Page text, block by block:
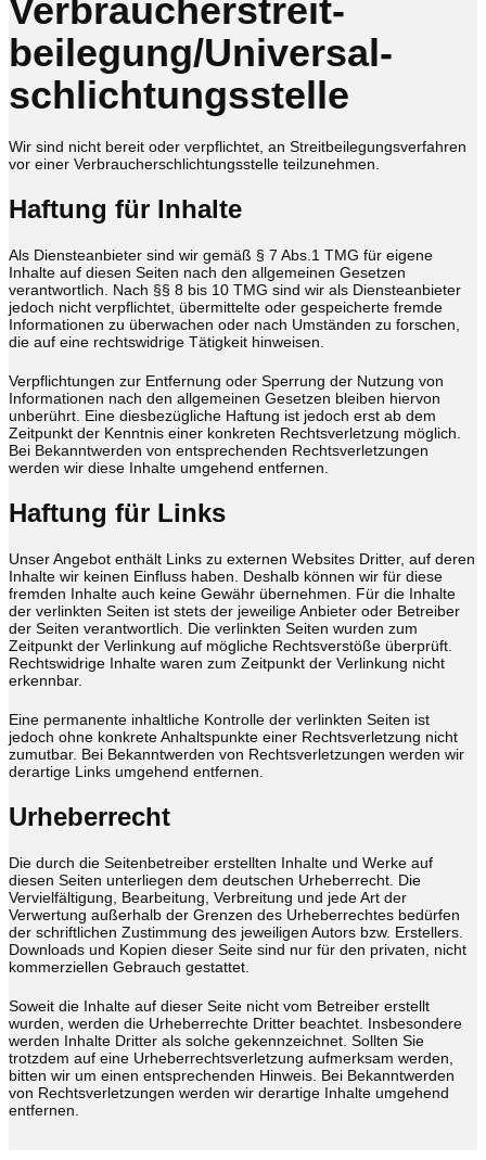
Verbraucher­streit­
beilegung/Universal­
schlichtungs­stelle
Wir sind nicht bereit oder verpflichtet, an Streitbeilegungsverfahren
vor einer Verbraucherschlichtungsstelle teilzunehmen.
Haftung für Inhalte
Als Diensteanbieter sind wir gemäß § 7 Abs.1 TMG für eigene
Inhalte auf diesen Seiten nach den allgemeinen Gesetzen
verantwortlich. Nach §§ 8 bis 10 TMG sind wir als Diensteanbieter
jedoch nicht verpflichtet, übermittelte oder gespeicherte fremde
Informationen zu überwachen oder nach Umständen zu forschen,
die auf eine rechtswidrige Tätigkeit hinweisen.
Verpflichtungen zur Entfernung oder Sperrung der Nutzung von
Informationen nach den allgemeinen Gesetzen bleiben hiervon
unberührt. Eine diesbezügliche Haftung ist jedoch erst ab dem
Zeitpunkt der Kenntnis einer konkreten Rechtsverletzung möglich.
Bei Bekanntwerden von entsprechenden Rechtsverletzungen
werden wir diese Inhalte umgehend entfernen.
Haftung für Links
Unser Angebot enthält Links zu externen Websites Dritter, auf deren
Inhalte wir keinen Einfluss haben. Deshalb können wir für diese
fremden Inhalte auch keine Gewähr übernehmen. Für die Inhalte
der verlinkten Seiten ist stets der jeweilige Anbieter oder Betreiber
der Seiten verantwortlich. Die verlinkten Seiten wurden zum
Zeitpunkt der Verlinkung auf mögliche Rechtsverstöße überprüft.
Rechtswidrige Inhalte waren zum Zeitpunkt der Verlinkung nicht
erkennbar.
Eine permanente inhaltliche Kontrolle der verlinkten Seiten ist
jedoch ohne konkrete Anhaltspunkte einer Rechtsverletzung nicht
zumutbar. Bei Bekanntwerden von Rechtsverletzungen werden wir
derartige Links umgehend entfernen.
Urheberrecht
Die durch die Seitenbetreiber erstellten Inhalte und Werke auf
diesen Seiten unterliegen dem deutschen Urheberrecht. Die
Vervielfältigung, Bearbeitung, Verbreitung und jede Art der
Verwertung außerhalb der Grenzen des Urheberrechtes bedürfen
der schriftlichen Zustimmung des jeweiligen Autors bzw. Erstellers.
Downloads und Kopien dieser Seite sind nur für den privaten, nicht
kommerziellen Gebrauch gestattet.
Soweit die Inhalte auf dieser Seite nicht vom Betreiber erstellt
wurden, werden die Urheberrechte Dritter beachtet. Insbesondere
werden Inhalte Dritter als solche gekennzeichnet. Sollten Sie
trotzdem auf eine Urheberrechtsverletzung aufmerksam werden,
bitten wir um einen entsprechenden Hinweis. Bei Bekanntwerden
von Rechtsverletzungen werden wir derartige Inhalte umgehend
entfernen.